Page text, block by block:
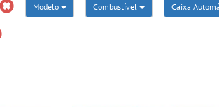
Modelo Combustível Caixa